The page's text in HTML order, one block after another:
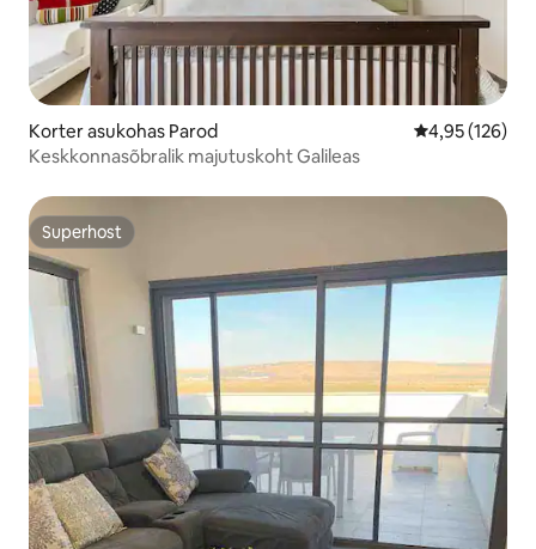
Korter asukohas Parod Keskmine
4,95 (126)
Keskkonnasõbralik majutuskoht Galileas
Superhost
Superhost